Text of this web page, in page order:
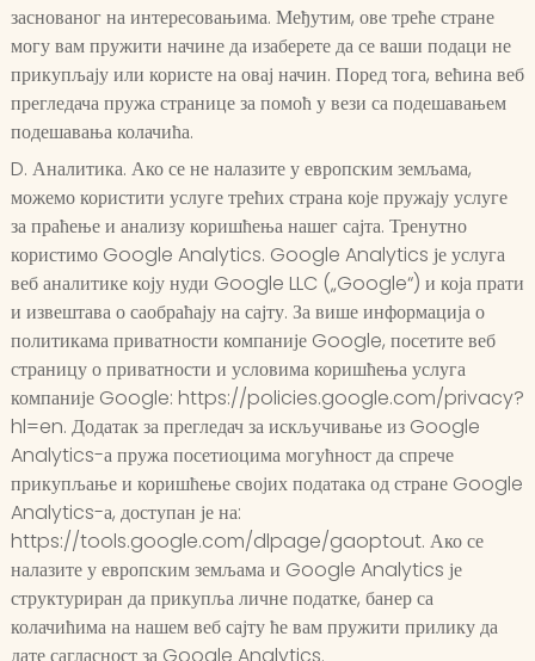
заснованог на интересовањима. Међутим, ове треће стране
могу вам пружити начине да изаберете да се ваши подаци не
прикупљају или користе на овај начин. Поред тога, већина веб
прегледача пружа странице за помоћ у вези са подешавањем
подешавања колачића.
D. Аналитика. Ако се не налазите у европским земљама,
можемо користити услуге трећих страна које пружају услуге
за праћење и анализу коришћења нашег сајта. Тренутно
користимо Google Analytics. Google Analytics је услуга
веб аналитике коју нуди Google LLC („Google“) и која прати
и извештава о саобраћају на сајту. За више информација о
политикама приватности компаније Google, посетите веб
страницу о приватности и условима коришћења услуга
компаније Google: https://policies.google.com/privacy?
hl=en. Додатак за прегледач за искључивање из Google
Analytics-а пружа посетиоцима могућност да спрече
прикупљање и коришћење својих података од стране Google
Analytics-а, доступан је на:
https://tools.google.com/dlpage/gaoptout. Ако се
налазите у европским земљама и Google Analytics је
структуриран да прикупља личне податке, банер са
колачићима на нашем веб сајту ће вам пружити прилику да